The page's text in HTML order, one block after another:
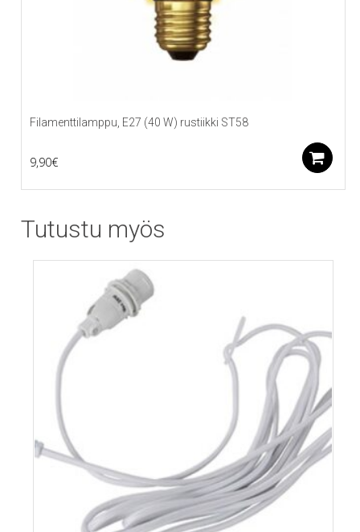
Filamenttilamppu, E27 (40 W) rustiikki ST58
9,90€
Tutustu myös